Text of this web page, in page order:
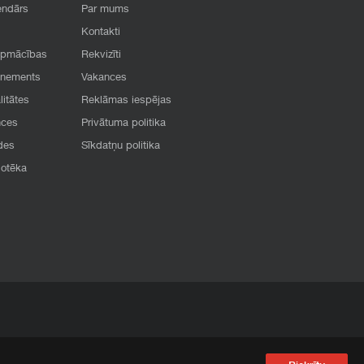
Par mums
Kontakti
Rekvizīti
Vakances
Reklāmas iespējas
Privātuma politika
Sīkdatņu politika